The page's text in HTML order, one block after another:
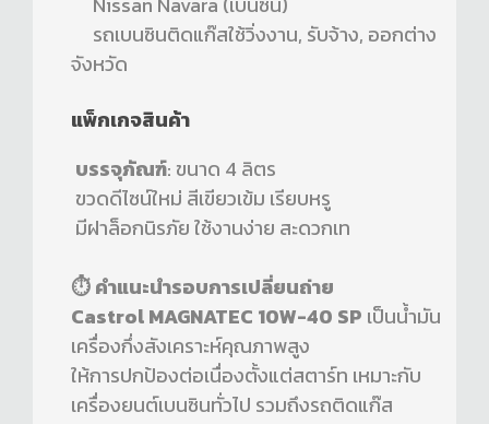
รถเบนซินติดแก๊สใช้วิ่งงาน, รับจ้าง, ออกต่าง
จังหวัด
แพ็กเกจสินค้า
บรรจุภัณฑ์: ขนาด 4 ลิตร
ขวดดีไซน์ใหม่ สีเขียวเข้ม เรียบหรู
มีฝาล็อกนิรภัย ใช้งานง่าย สะดวกเท
⏱️ คำแนะนำรอบการเปลี่ยนถ่าย
Castrol MAGNATEC 10W-40 SP เป็นน้ำมัน
เครื่องกึ่งสังเคราะห์คุณภาพสูง
ให้การปกป้องต่อเนื่องตั้งแต่สตาร์ท เหมาะกับ
เครื่องยนต์เบนซินทั่วไป รวมถึงรถติดแก๊ส